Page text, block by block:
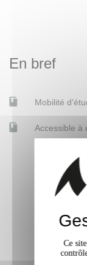
En bref
Mobilité
Accessible à
Ce